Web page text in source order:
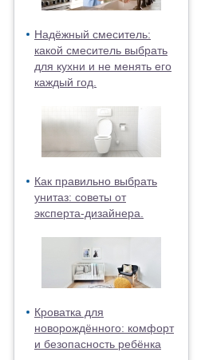
Надёжный смеситель:
какой смеситель выбрать
для кухни и не менять его
каждый год.
Как правильно выбрать
унитаз: советы от
эксперта-дизайнера.
Кроватка для
новорождённого: комфорт
и безопасность ребёнка